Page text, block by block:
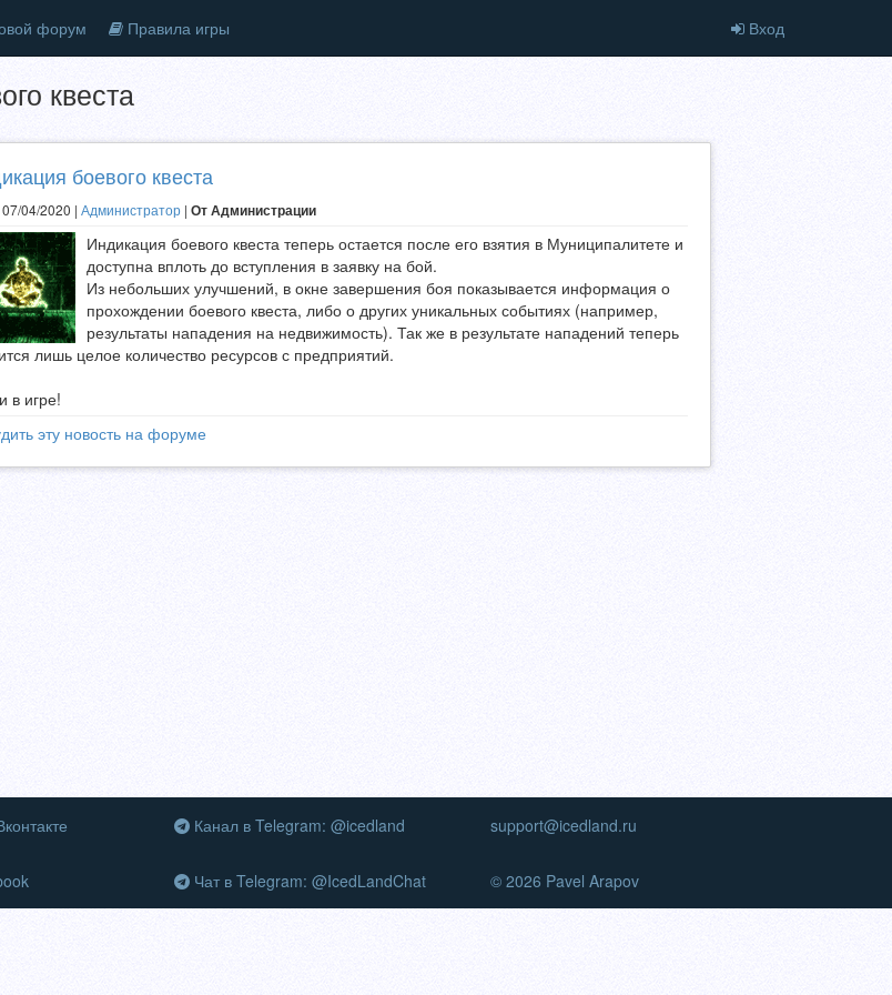
форум Правила игры Вход
квеста
боевого квеста
04/2020 | Администратор | От Администрации
Индикация боевого квеста теперь остается после его взятия в Муниципалитете и
доступна вплоть до вступления в заявку на бой.
Из небольших улучшений, в окне завершения боя показывается информация о
прохождении боевого квеста, либо о других уникальных событиях (например,
результаты нападения на недвижимость). Так же в результате нападений теперь
лишь целое количество ресурсов с предприятий.
в игре!
эту новость на форуме
Канал в Telegram: @icedland
Чат в Telegram: @IcedLandChat
support@icedland.ru
© 2026 Pavel Arapov